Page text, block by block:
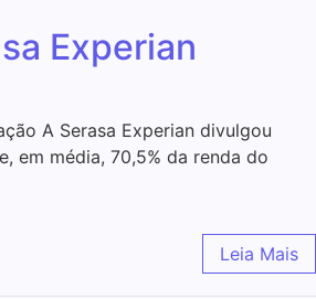
Experian
A Serasa Experian divulgou
em média, 70,5% da renda do
Leia Mais